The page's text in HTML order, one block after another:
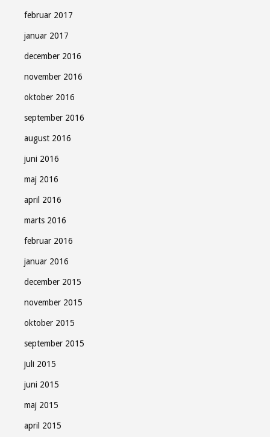
februar 2017
januar 2017
december 2016
november 2016
oktober 2016
september 2016
august 2016
juni 2016
maj 2016
april 2016
marts 2016
februar 2016
januar 2016
december 2015
november 2015
oktober 2015
september 2015
juli 2015
juni 2015
maj 2015
april 2015